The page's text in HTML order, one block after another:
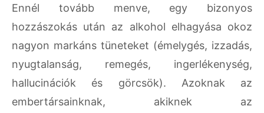
Ennél tovább menve, egy bizonyos
hozzászokás után az alkohol elhagyása okoz
nagyon markáns tüneteket (émelygés, izzadás,
nyugtalanság, remegés, ingerlékenység,
hallucinációk és görcsök). Azoknak az
embertársainknak, akiknek az